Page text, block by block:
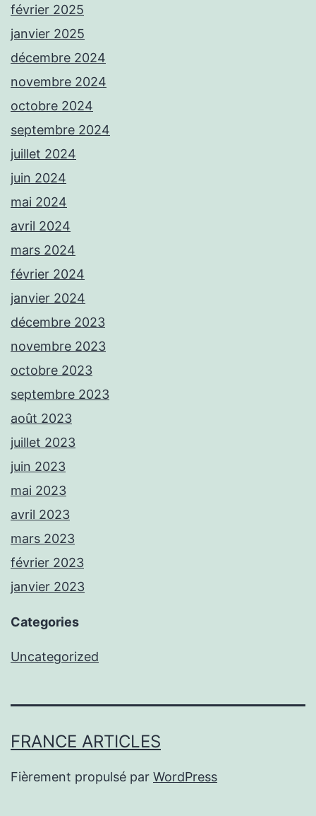
février 2025
janvier 2025
décembre 2024
novembre 2024
octobre 2024
septembre 2024
juillet 2024
juin 2024
mai 2024
avril 2024
mars 2024
février 2024
janvier 2024
décembre 2023
novembre 2023
octobre 2023
septembre 2023
août 2023
juillet 2023
juin 2023
mai 2023
avril 2023
mars 2023
février 2023
janvier 2023
Categories
Uncategorized
FRANCE ARTICLES
Fièrement propulsé par WordPress